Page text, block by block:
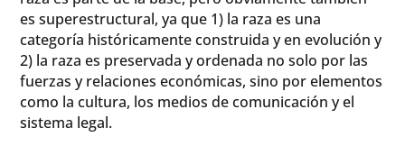
es superestructural, ya que 1) la raza es una
categoría históricamente construida y en evolución y
2) la raza es preservada y ordenada no solo por las
fuerzas y relaciones económicas, sino por elementos
como la cultura, los medios de comunicación y el
sistema legal.